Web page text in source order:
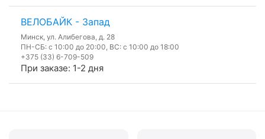
ВЕЛОБАЙК - Запад
Минск, ул. Алибегова, д. 28
ПН-СБ: с 10:00 до 20:00, ВС: с 10:00 до 18:00
+375 (33) 6-709-509
При заказе: 1-2 дня